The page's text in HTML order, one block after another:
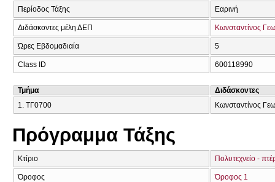
Περίοδος Τάξης Εαρινή
Διδάσκοντες μέλη ΔΕΠ Κωνσταντίνος
Ώρες Εβδομαδιαία 5
Class ID 600118990
Τμήμα
Διδάσκοντες
1. ΤΓ0700
Κωνσταντίνος
Πρόγραμμα Τάξης
Κτίριο Πολυτεχνείο -
Όροφος Όροφος 1